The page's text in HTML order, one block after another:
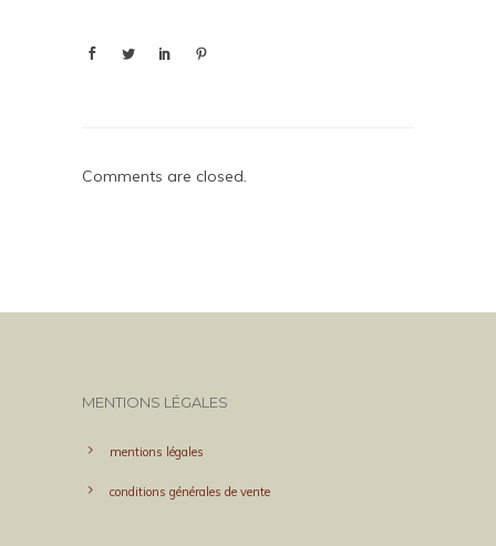
Comments are closed.
MENTIONS LÉGALES
mentions légales
conditions générales de vente